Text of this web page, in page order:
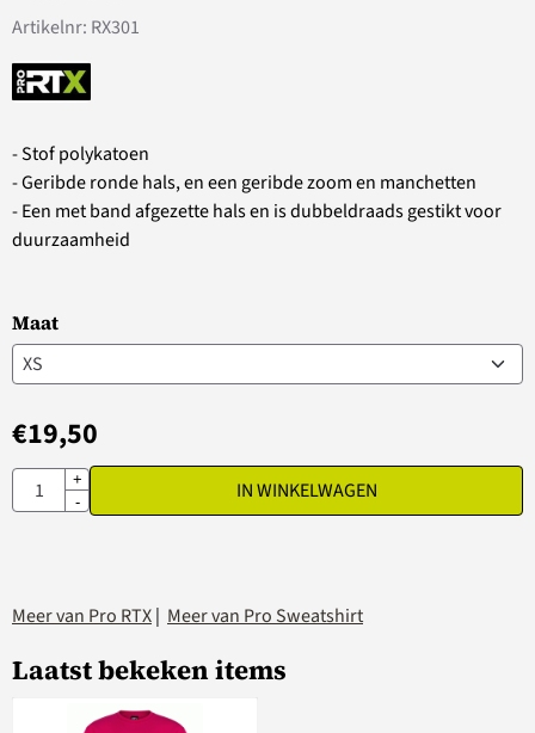
Artikelnr: RX301
- Stof polykatoen
- Geribde ronde hals, en een geribde zoom en manchetten
- Een met band afgezette hals en is dubbeldraads gestikt voor
duurzaamheid
Maat
€19,50
Aantal
+
-
IN WINKELWAGEN
Meer van Pro RTX| Meer van Pro Sweatshirt
Laatst bekeken items